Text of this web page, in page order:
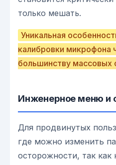
только мешать.
Уникальная
калибровки микрофона
большинству массовых
Инженерное меню и
Для продвинутых
где можно изменить
осторожности, так как